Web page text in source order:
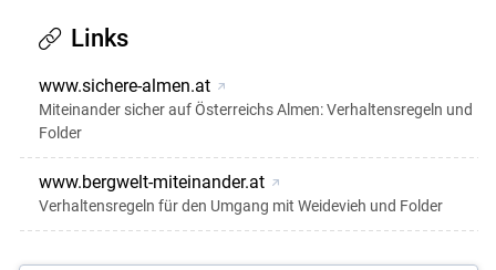
Links
www.sichere-almen.at
Miteinander sicher auf Österreichs Almen: Verhaltensregeln und
Folder
www.bergwelt-miteinander.at
Verhaltensregeln für den Umgang mit Weidevieh und Folder